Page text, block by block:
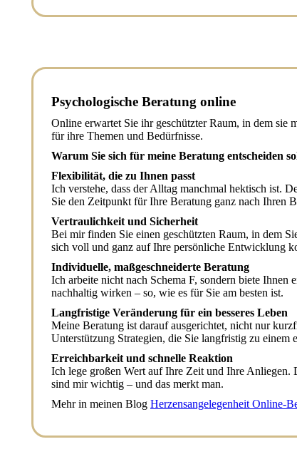
Psychologische Beratung online
Online erwartet Sie ihr geschützter Raum, in dem
für ihre Themen und Bedürfnisse.
Warum Sie sich für meine Beratung entscheiden
Flexibilität, die zu Ihnen passt
Ich verstehe, dass der Alltag manchmal hektisch ist.
Sie den Zeitpunkt für Ihre Beratung ganz nach Ihren
Vertraulichkeit und Sicherheit
Bei mir finden Sie einen geschützten Raum, in dem
sich voll und ganz auf Ihre persönliche Entwicklung
Individuelle, maßgeschneiderte Beratung
Ich arbeite nicht nach Schema F, sondern biete
nachhaltig wirken – so, wie es für Sie am besten ist.
Langfristige Veränderung für ein besseres Leben
Meine Beratung ist darauf ausgerichtet, nicht nur
Unterstützung Strategien, die Sie langfristig zu einem
Erreichbarkeit und schnelle Reaktion
Ich lege großen Wert auf Ihre Zeit und Ihre Anliegen.
sind mir wichtig – und das merkt man.
Mehr in meinen Blog Herzensangelegenheit Online-